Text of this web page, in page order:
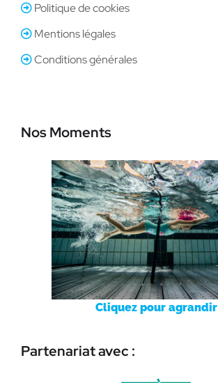
Politique de cookies
Mentions légales
Conditions générales
Nos Moments
Cliquez pour agrandir
Partenariat avec :